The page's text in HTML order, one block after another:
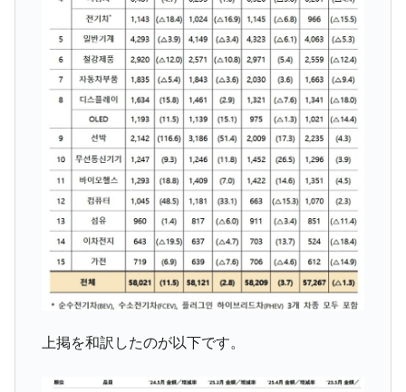
『Money1』
米国下院「韓国の公務員個人をターゲット
にぶん殴る法案」提出！⇒ クーパン問題は合衆国企業に対
する差別。許してはおかぬ
『Money1』
韓国ボンクラ政策室長･金容範、株価暴落に
他人事のような発言。
『Money1』
韓国半導体『SKハイニックス』2026年2Qの
業績「史上最高益」当期純利益は前年同期比13.4倍に。
『Money1』
韓国･加徳島新国際空港「またも暗礁」の危
機 ⇒ 10.7兆では損が出るからできない。
『Money1』
【速報】韓国株式市場の暴落・本日07月29
日(水)もサイドカー・サーキットブレイカーの二段コンボ
Fact1
日本の誇る海洋資源調査船『白嶺』は先進技術の
塊！
府県とは？
上掲を和訳したのが以下です。